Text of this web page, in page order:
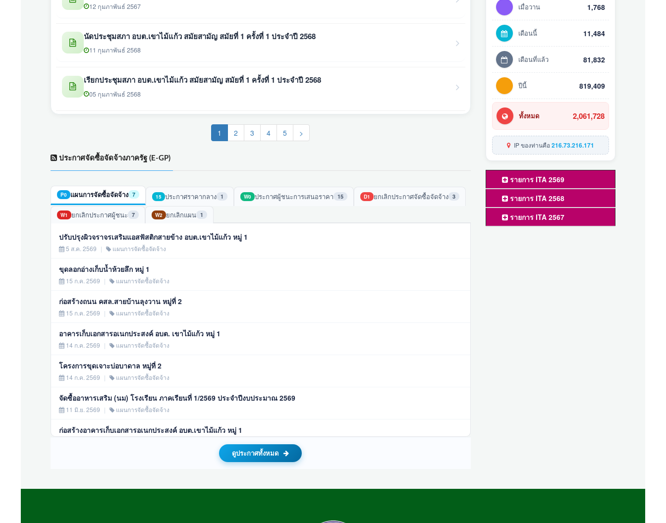
12 กุมภาพันธ์ 2567
นัดประชุมสภา อบต.เขาไม้แก้ว สมัยสามัญ สมัยที่ 1 ครั้งที่ 1 ประจำปี 2568
11 กุมภาพันธ์ 2568
เรียกประชุมสภา อบต.เขาไม้แก้ว สมัยสามัญ สมัยที่ 1 ครั้งที่ 1 ประจำปี 2568
05 กุมภาพันธ์ 2568
1 (current)
2 3 4 5 >
ประกาศจัดซื้อจัดจ้างภาครัฐ (E-GP)
P0 แผนการจัดซื้อจัดจ้าง 7 15 ประกาศราคากลาง 1 W0 ประกาศผู้ชนะการเสนอราคา 15 D1 ยกเลิกประกาศจัดซื้อจัดจ้าง 3
W1 ยกเลิกประกาศผู้ชนะ 7 W2 ยกเลิกแผน 1
ปรับปรุงผิวจราจรเสริมแอสฟัสติกสายข้าง อบต.เขาไม้แก้ว หมู่ 1
5 ส.ค. 2569 | แผนการจัดซื้อจัดจ้าง
ขุดลอกอ่างเก็บน้ำห้วยลึก หมู่ 1
15 ก.ค. 2569 | แผนการจัดซื้อจัดจ้าง
ก่อสร้างถนน คสล.สายบ้านลุงวาน หมู่ที่ 2
15 ก.ค. 2569 | แผนการจัดซื้อจัดจ้าง
อาคารเก็บเอกสารอเนกประสงค์ อบต. เขาไม้แก้ว หมู่ 1
14 ก.ค. 2569 | แผนการจัดซื้อจัดจ้าง
โครงการขุดเจาะบ่อบาดาล หมู่ที่ 2
14 ก.ค. 2569 | แผนการจัดซื้อจัดจ้าง
จัดซื้ออาหารเสริม (นม) โรงเรียน ภาคเรียนที่ 1/2569 ประจำปีงบประมาณ 2569
11 มิ.ย. 2569 | แผนการจัดซื้อจัดจ้าง
ก่อสร้างอาคารเก็บเอกสารอเนกประสงค์ อบต.เขาไม้แก้ว หมู่ 1
ดูประกาศทั้งหมด
เมื่อวาน 1,768
เดือนนี้ 11,484
เดือนที่แล้ว 81,832
ปีนี้ 819,409
ทั้งหมด 2,061,728
IP ของท่านคือ216.73.216.171
รายการ ITA 2569
รายการ ITA 2568
รายการ ITA 2567